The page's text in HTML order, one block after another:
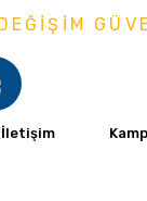
İletişim